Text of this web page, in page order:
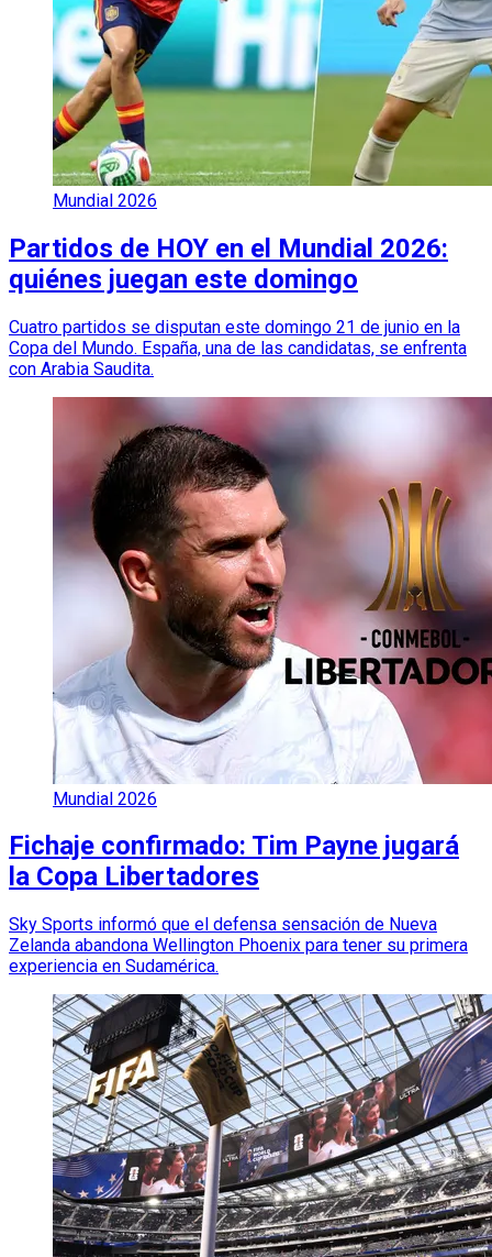
Mundial 2026
Partidos de HOY en el Mundial 2026:
quiénes juegan este domingo
Cuatro partidos se disputan este domingo 21 de junio en la
Copa del Mundo. España, una de las candidatas, se enfrenta
con Arabia Saudita.
Mundial 2026
Fichaje confirmado: Tim Payne jugará
la Copa Libertadores
Sky Sports informó que el defensa sensación de Nueva
Zelanda abandona Wellington Phoenix para tener su primera
experiencia en Sudamérica.